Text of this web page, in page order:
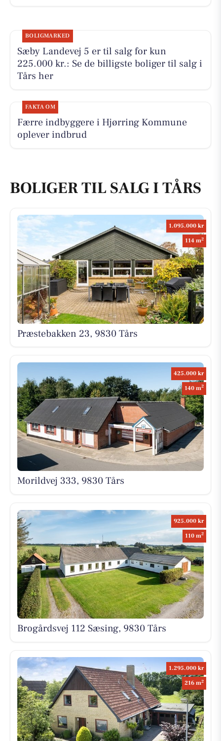
BOLIGMARKED
Sæby Landevej 5 er til salg for kun
225.000 kr.: Se de billigste boliger til salg i
Tårs her
FAKTA OM
Færre indbyggere i Hjørring Kommune
oplever indbrud
BOLIGER TIL SALG I TÅRS
1.095.000 kr
114 m2
Præstebakken 23, 9830 Tårs
425.000 kr
140 m2
Morildvej 333, 9830 Tårs
925.000 kr
110 m2
Brogårdsvej 112 Sæsing, 9830 Tårs
1.295.000 kr
216 m2